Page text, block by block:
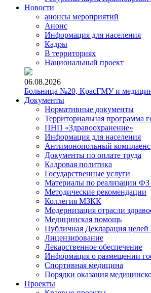
Новости
анонсы мероприятий
Анонс
Информация для населения
Кадры
В территориях
Национальный проект
06.08.2026
Больница №20, КрасГМУ и
Документы
Нормативные документы
Территориальная программа
ПНП «Здравоохранение»
Информация для населения
Антимонопольный комплаенс
Документы по оплате труда
Кадровая политика
Государственные услуги
Материалы по реализации
Методические рекомендации
Коллегия МЗКК
Модернизация отрасли
Медицинская помощь
Публичная Декларация целей
Лицензирование
Лекарственное обеспечение
Информация о размещении
Спортивная медицина
Порядки оказания
Проекты